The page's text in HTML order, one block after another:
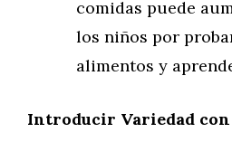
comidas puede
los niños por
alimentos y
Introducir Variedad